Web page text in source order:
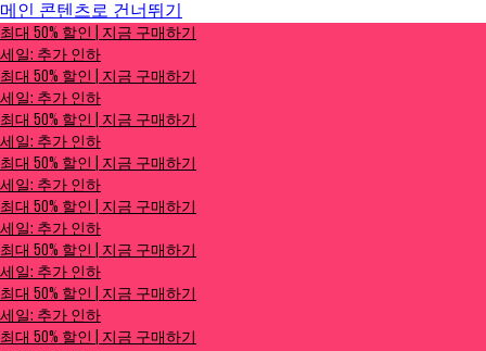
메인 콘텐츠로 건너뛰기
최대 50% 할인 | 지금 구매하기
세일: 추가 인하
최대 50% 할인 | 지금 구매하기
세일: 추가 인하
최대 50% 할인 | 지금 구매하기
세일: 추가 인하
최대 50% 할인 | 지금 구매하기
세일: 추가 인하
최대 50% 할인 | 지금 구매하기
세일: 추가 인하
최대 50% 할인 | 지금 구매하기
세일: 추가 인하
최대 50% 할인 | 지금 구매하기
세일: 추가 인하
최대 50% 할인 | 지금 구매하기
세일: 추가 인하
최대 50% 할인 | 지금 구매하기